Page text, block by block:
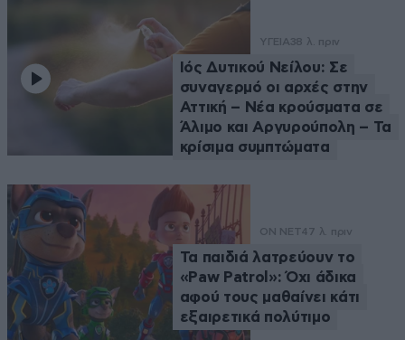
ΥΓΕΙΑ38 λ. πριν
Ιός Δυτικού Νείλου: Σε
συναγερμό οι αρχές στην
Αττική – Νέα κρούσματα σε
Άλιμο και Αργυρούπολη – Τα
κρίσιμα συμπτώματα
ON NET47 λ. πριν
Τα παιδιά λατρεύουν το
«Paw Patrol»: Όχι άδικα
αφού τους μαθαίνει κάτι
εξαιρετικά πολύτιμο